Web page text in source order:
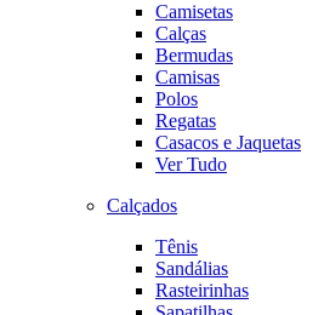
Camisetas
Calças
Bermudas
Camisas
Polos
Regatas
Casacos e Jaquetas
Ver Tudo
Calçados
Tênis
Sandálias
Rasteirinhas